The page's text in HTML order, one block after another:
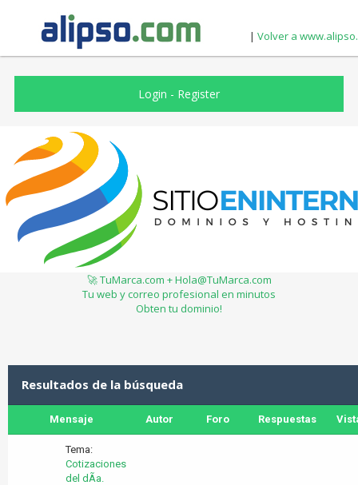
| Volver a
Login - Register
🚀 TuMarca.com + Hola@TuMarca.com
Tu web y correo profesional en minutos
Obten tu dominio!
Resultados de la búsqueda
Mensaje Autor Foro Respuestas
Tema:
Cotizaciones
del dÃ­a.